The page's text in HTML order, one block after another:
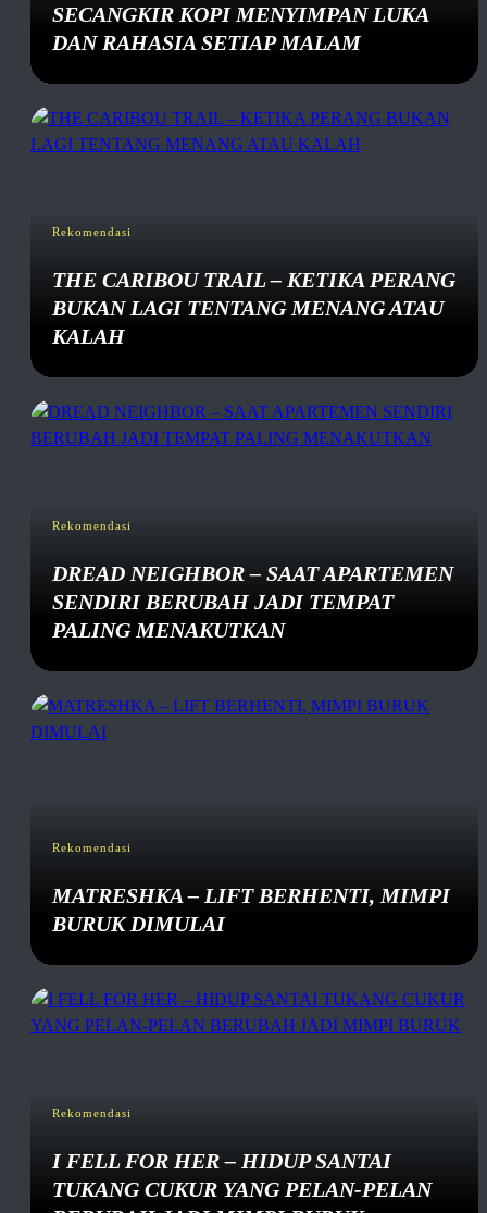
SECANGKIR KOPI MENYIMPAN LUKA
DAN RAHASIA SETIAP MALAM
Rekomendasi
THE CARIBOU TRAIL – KETIKA PERANG
BUKAN LAGI TENTANG MENANG ATAU
KALAH
Rekomendasi
DREAD NEIGHBOR – SAAT APARTEMEN
SENDIRI BERUBAH JADI TEMPAT
PALING MENAKUTKAN
Rekomendasi
MATRESHKA – LIFT BERHENTI, MIMPI
BURUK DIMULAI
Rekomendasi
I FELL FOR HER – HIDUP SANTAI
TUKANG CUKUR YANG PELAN-PELAN